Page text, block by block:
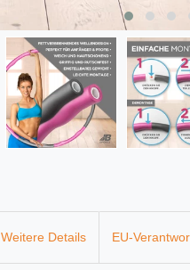
Weitere Details EU-